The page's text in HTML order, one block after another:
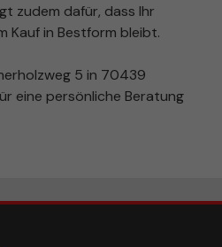
zudem dafür, dass Ihr
Kauf in Bestform bleibt.
5 in 70439
eine persönliche Beratung